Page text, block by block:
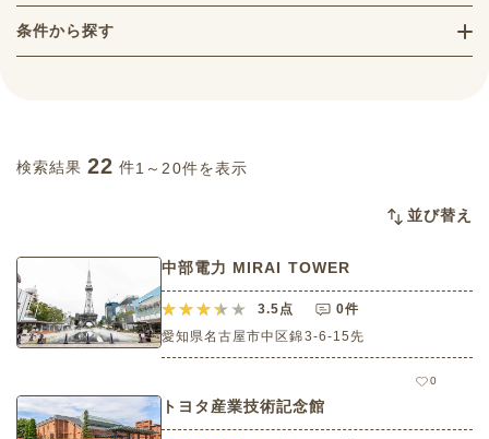
条件から探す
検索結果 22 件1～20件を表示
並び替え
中部電力 MIRAI TOWER
3.5点
0件
愛知県名古屋市中区錦3-6-15先
0
トヨタ産業技術記念館